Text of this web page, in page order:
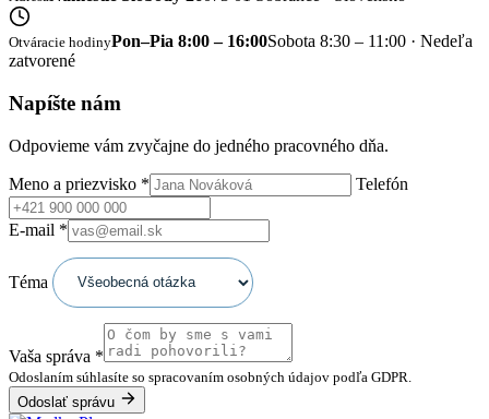
Otváracie hodinyPon–Pia 8:00 – 16:00Sobota 8:30 – 11:00 · Nedeľa
zatvorené
Napíšte nám
Odpovieme vám zvyčajne do jedného pracovného dňa.
Meno a priezvisko * Telefón
E-mail *
Téma
Vaša správa *
Odoslaním súhlasíte so spracovaním osobných údajov podľa GDPR.
Odoslať správu